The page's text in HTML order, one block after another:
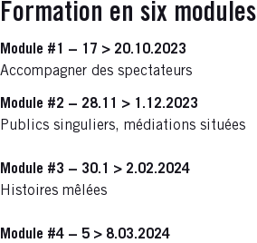
Formation en six modules
Module #1 − 17 > 20.10.2023
Accompagner des spectateurs
Module #2 − 28.11 > 1.12.2023
Publics singuliers, médiations situées
Module #3 − 30.1 > 2.02.2024
Histoires mêlées
Module #4 − 5 > 8.03.2024